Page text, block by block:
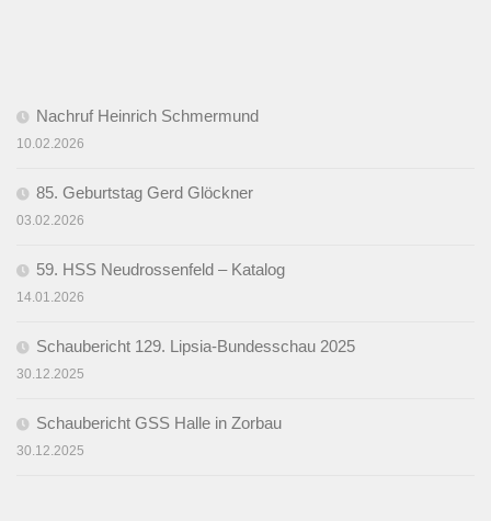
Nachruf Heinrich Schmermund
10.02.2026
85. Geburtstag Gerd Glöckner
03.02.2026
59. HSS Neudrossenfeld – Katalog
14.01.2026
Schaubericht 129. Lipsia-Bundesschau 2025
30.12.2025
Schaubericht GSS Halle in Zorbau
30.12.2025